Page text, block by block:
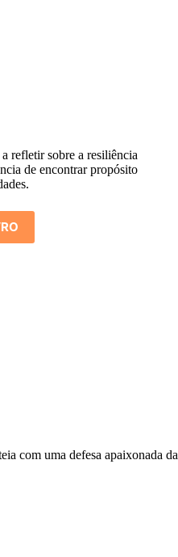
refletir sobre a resiliência
de encontrar propósito
com uma defesa apaixonada da